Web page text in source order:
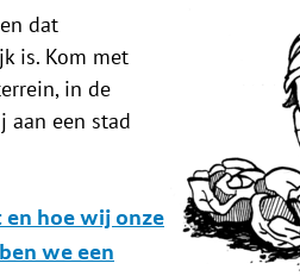
dat
is. Kom met
in de
aan een stad
hoe wij onze
we een